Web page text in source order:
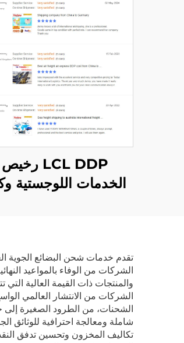
LCL DDP رخيص
الخدمات اللوجستية
تقدم خدمات شحن البضائع الجوية
الشركات من الوفاء بالمواعيد
والمنتجات ذات القيمة العالية
الشركات من الانتشار العالمي
الشحنات، من الطرود الصغيرة إلى
شاملة ومعالجة احترافية للوثائق
تكاليف المخزون وتحسين تدفق